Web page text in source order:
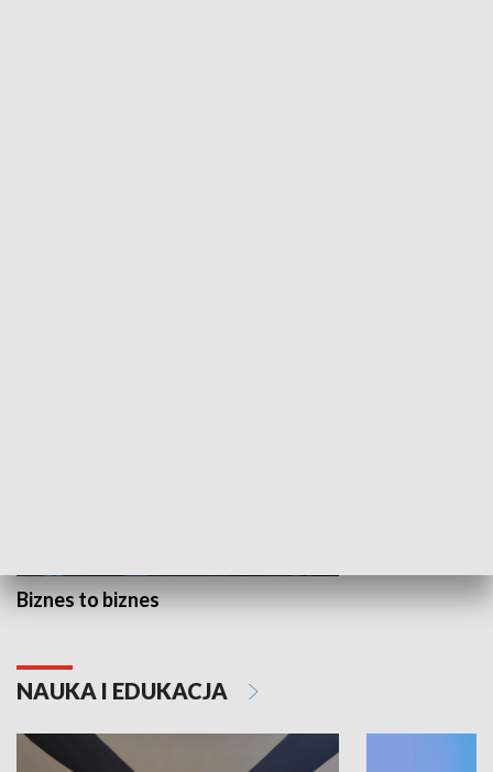
Biznes to biznes
NAUKA I EDUKACJA